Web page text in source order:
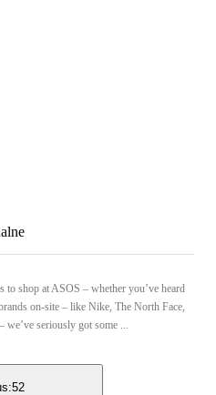
shop at ASOS – whether you’ve heard
on-site – like Nike, The North Face,
we’ve seriously got some ...
52